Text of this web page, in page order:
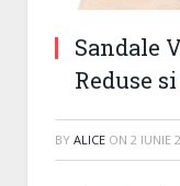
Sandale
Reduse
BY ALICE ON 2 IUNIE